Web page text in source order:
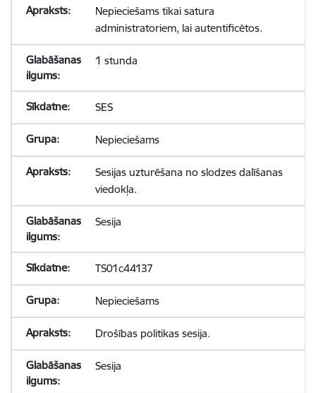
Nepieciešams tikai satura
administratoriem, lai autentificētos.
1 stunda
SES
Nepieciešams
Sesijas uzturēšana no slodzes dalīšanas
viedokļa.
Sesija
TS01c44137
Nepieciešams
Drošības politikas sesija.
Sesija